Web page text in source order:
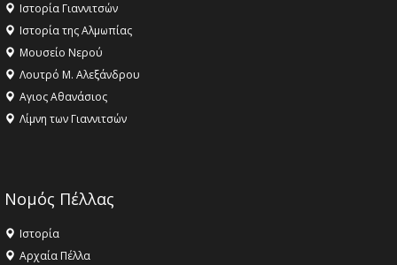
Ιστορία Γιαννιτσών
Ιστορία της Αλμωπίας
Μουσείο Νερού
Λουτρό Μ. Αλεξάνδρου
Αγιος Αθανάσιος
Λίμνη των Γιαννιτσών
Νομός Πέλλας
Ιστορία
Αρχαία Πέλλα